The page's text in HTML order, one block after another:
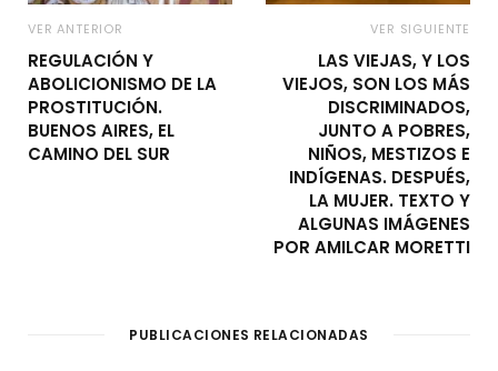
VER ANTERIOR
REGULACIÓN Y
ABOLICIONISMO DE LA
PROSTITUCIÓN.
BUENOS AIRES, EL
CAMINO DEL SUR
VER SIGUIENTE
LAS VIEJAS, Y LOS
VIEJOS, SON LOS MÁS
DISCRIMINADOS,
JUNTO A POBRES,
NIÑOS, MESTIZOS E
INDÍGENAS. DESPUÉS,
LA MUJER. TEXTO Y
ALGUNAS IMÁGENES
POR AMILCAR MORETTI
PUBLICACIONES RELACIONADAS